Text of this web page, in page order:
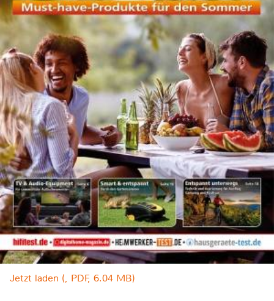
Jetzt laden (, PDF, 6.04 MB)